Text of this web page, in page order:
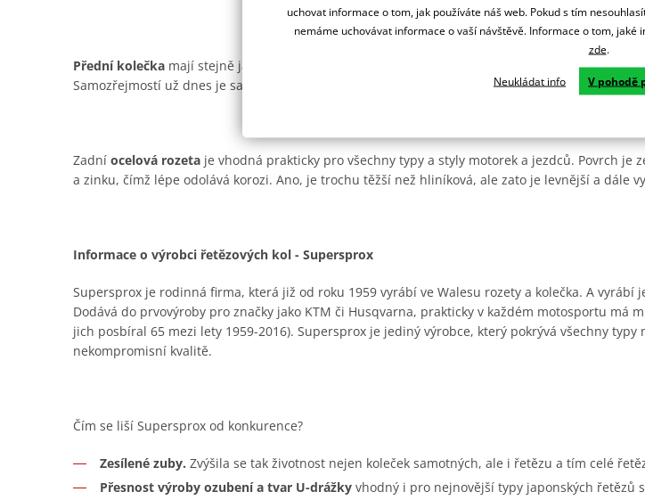
Přední kolečka mají stejně jako ocelové rozety od Supersprox zesílené zuby pro delší životnost
Samozřejmostí už dnes je samočistící drážka pro offroady.
Zadní ocelová rozeta je vhodná prakticky pro všechny typy a styly motorek a jezdců. Povrch je
a zinku, čímž lépe odolává korozi. Ano, je trochu těžší než hliníková, ale zato je levnější a dále
Informace o výrobci řetězových kol - Supersprox
Supersprox je rodinná firma, která již od roku 1959 vyrábí ve Walesu rozety a kolečka. A vyrábí
Dodává do prvovýroby pro značky jako KTM či Husqvarna, prakticky v každém motosportu má
jich posbíral 65 mezi lety 1959-2016). Supersprox je jediný výrobce, který pokrývá všechny typy
nekompromisní kvalitě.
Čím se liší Supersprox od konkurence?
Zesílené zuby. Zvýšila se tak životnost nejen koleček samotných, ale i řetězu a tím celé
Přesnost výroby ozubení a tvar U-drážky vhodný i pro nejnovější typy japonských řetězů
uchovat informace o tom, jak používáte náš web. Pokud s tím
nemáme uchovávat informace o vaší návštěvě. Informace o tom, jaké
zde.
Neukládat info V pohodě